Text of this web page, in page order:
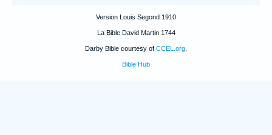
Version Louis Segond 1910
La Bible David Martin 1744
Darby Bible courtesy of CCEL.org
Bible Hub